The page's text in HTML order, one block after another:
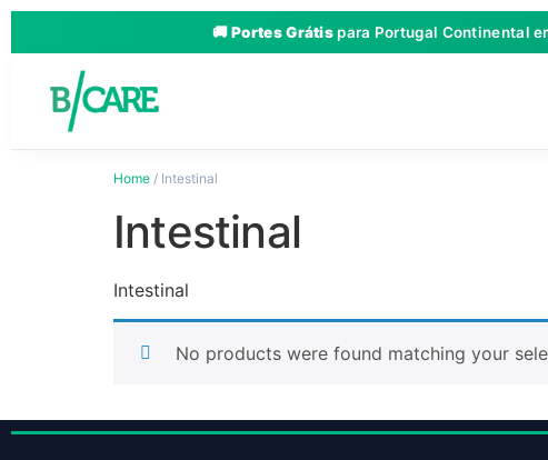
🚚Portes Grátispara Portugal Continental
Home / Intestinal
Intestinal
Intestinal
No products were found matching your